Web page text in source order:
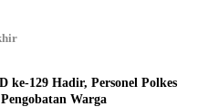
ke-129 Hadir, Personel Polkes
Warga